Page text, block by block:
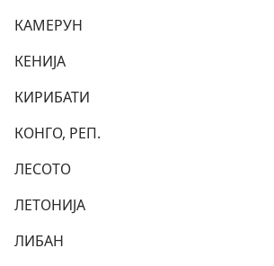
КАМЕРУН
КЕНИЈА
КИРИБАТИ
КОНГО, РЕП.
ЛЕСОТО
ЛЕТОНИЈА
ЛИБАН